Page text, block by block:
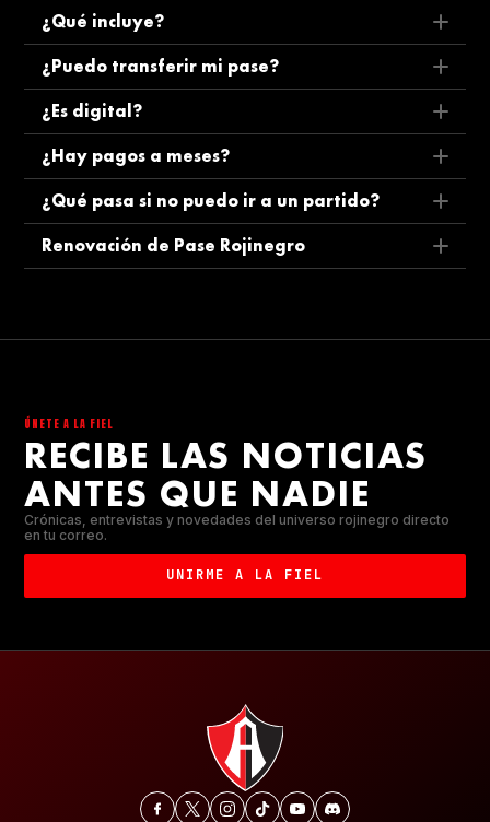
¿Qué incluye?
¿Puedo transferir mi pase?
¿Es digital?
¿Hay pagos a meses?
¿Qué pasa si no puedo ir a un partido?
Renovación de Pase Rojinegro
ÚNETE A LA FIEL
RECIBE LAS NOTICIAS
ANTES QUE NADIE
Crónicas, entrevistas y novedades del universo rojinegro directo
en tu correo.
UNIRME A LA FIEL